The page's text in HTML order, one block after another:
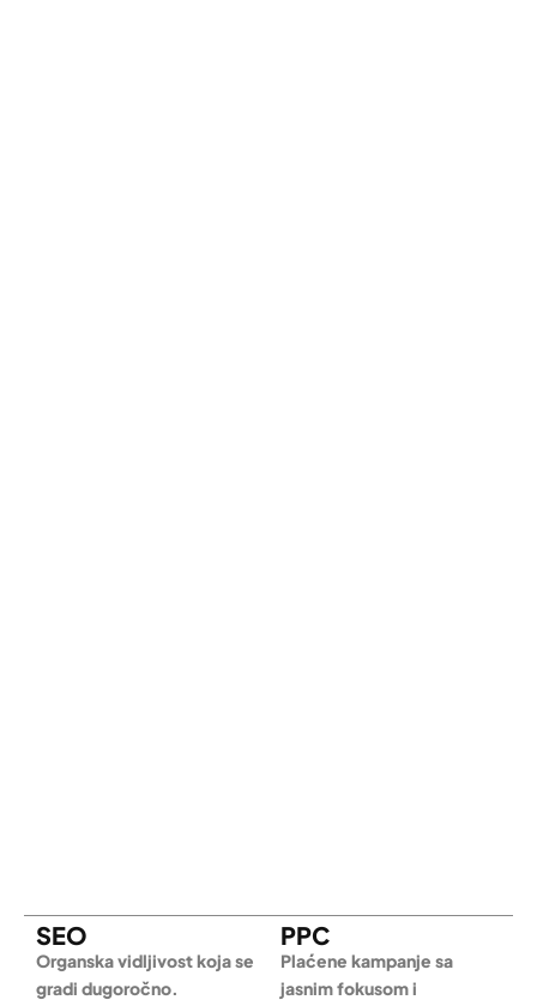
SEO
Organska vidljivost koja se
gradi dugoročno.
PPC
Plaćene kampanje sa
jasnim fokusom i